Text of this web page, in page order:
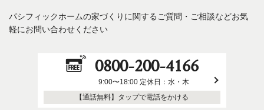
パシフィックホームの家づくりに関するご質問・ご相談などお気
軽にお問い合わせください
0800-200-4166
9:00〜18:00 定休日：水・木
【通話無料】タップで電話をかける